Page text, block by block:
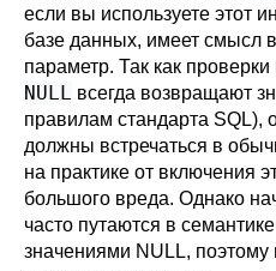
если вы используете этот
базе данных, имеет смысл
параметр. Так как проверки
NULL всегда возвращают
правилам стандарта SQL),
должны встречаться в
на практике от включения
большого вреда. Однако
часто путаются в
значениями NULL, поэтому